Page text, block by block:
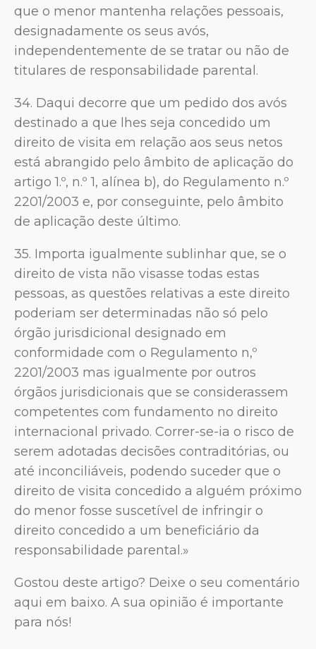
que o menor mantenha relações pessoais,
designadamente os seus avós,
independentemente de se tratar ou não de
titulares de responsabilidade parental.
34. Daqui decorre que um pedido dos avós
destinado a que lhes seja concedido um
direito de visita em relação aos seus netos
está abrangido pelo âmbito de aplicação do
artigo 1.º, n.º 1, alínea b), do Regulamento n.º
2201/2003 e, por conseguinte, pelo âmbito
de aplicação deste último.
35. Importa igualmente sublinhar que, se o
direito de vista não visasse todas estas
pessoas, as questões relativas a este direito
poderiam ser determinadas não só pelo
órgão jurisdicional designado em
conformidade com o Regulamento n,º
2201/2003 mas igualmente por outros
órgãos jurisdicionais que se considerassem
competentes com fundamento no direito
internacional privado. Correr-se-ia o risco de
serem adotadas decisões contraditórias, ou
até inconciliáveis, podendo suceder que o
direito de visita concedido a alguém próximo
do menor fosse suscetível de infringir o
direito concedido a um beneficiário da
responsabilidade parental.»
Gostou deste artigo? Deixe o seu comentário
aqui em baixo. A sua opinião é importante
para nós!